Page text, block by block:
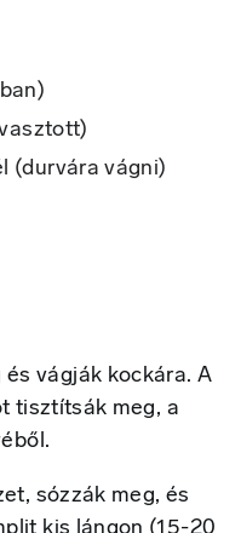
(durvára vágni)
vágják kockára. A
tisztítsák meg, a
sózzák meg, és